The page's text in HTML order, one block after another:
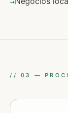
// 03 —